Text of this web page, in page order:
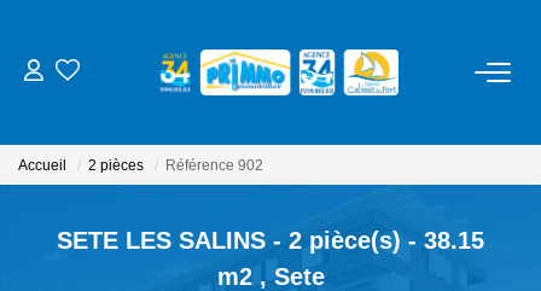
ESTIMER
Accueil 2 pièces Référence 902
SETE LES SALINS - 2 pièce(s) - 38.15
m2 , Sete